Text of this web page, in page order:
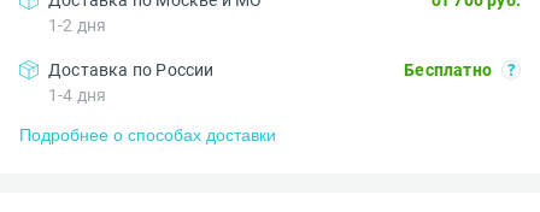
1-2 дня
Доставка по России
1-4 дня
Бесплатно
Подробнее о способах доставки